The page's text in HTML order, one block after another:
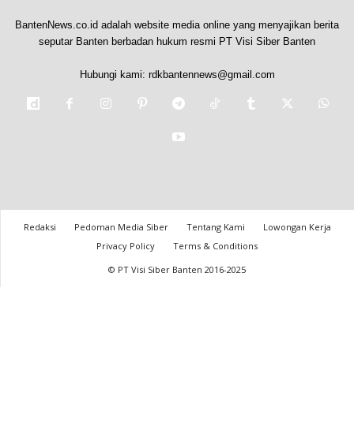
BantenNews.co.id adalah website media online yang menyajikan berita
seputar Banten berbadan hukum resmi PT Visi Siber Banten
Hubungi kami: rdkbantennews@gmail.com
Redaksi Pedoman Media Siber Tentang Kami
Lowongan Kerja
Privacy Policy
Terms & Conditions
© PT Visi Siber Banten 2016-2025